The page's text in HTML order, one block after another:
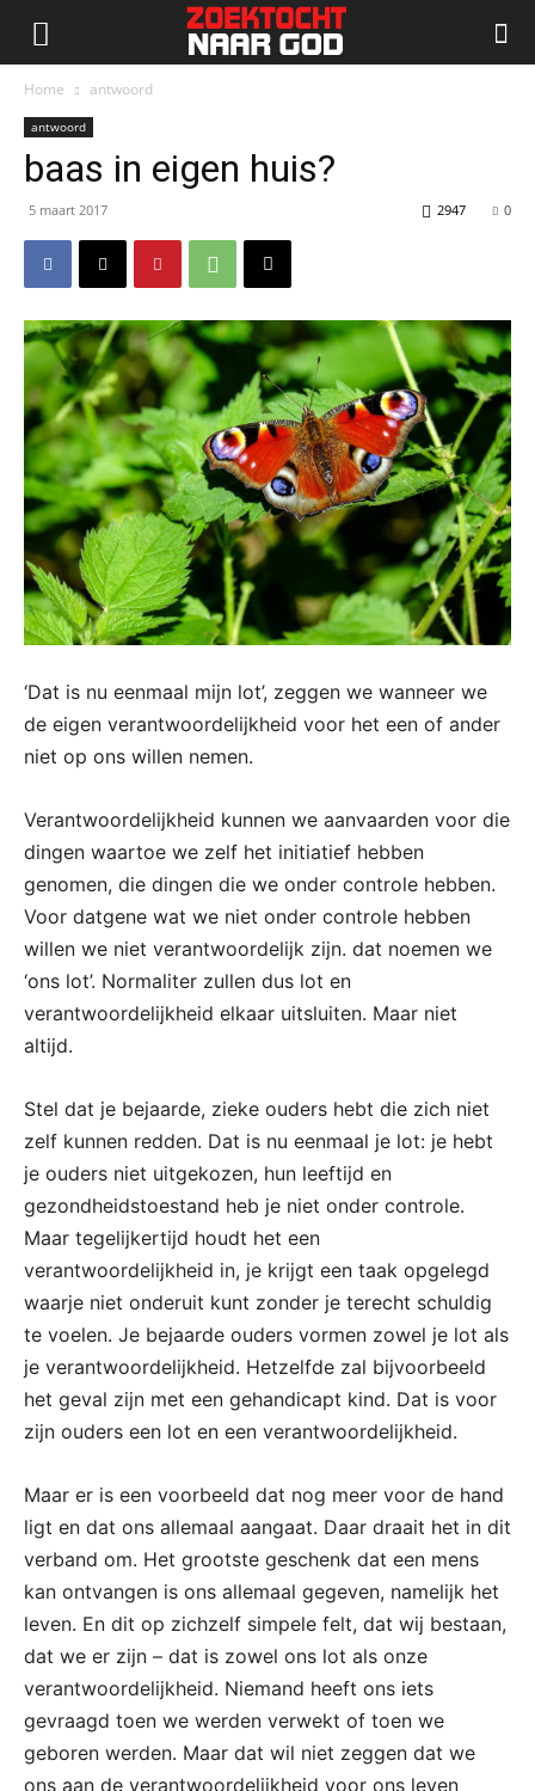
Home antwoord
antwoord
baas in eigen huis?
5 maart 2017 0
2947
‘Dat is nu eenmaal mijn lot’, zeggen we wanneer we
de eigen verantwoordelijkheid voor het een of ander
niet op ons willen nemen.
Verantwoordelijkheid kunnen we aanvaarden voor die
dingen waartoe we zelf het initiatief hebben
genomen, die dingen die we onder controle hebben.
Voor datgene wat we niet onder controle hebben
willen we niet verantwoordelijk zijn. dat noemen we
‘ons lot’. Normaliter zullen dus lot en
verantwoordelijkheid elkaar uitsluiten. Maar niet
altijd.
Stel dat je bejaarde, zieke ouders hebt die zich niet
zelf kunnen redden. Dat is nu eenmaal je lot: je hebt
je ouders niet uitgekozen, hun leeftijd en
gezondheidstoestand heb je niet onder controle.
Maar tegelijkertijd houdt het een
verantwoordelijkheid in, je krijgt een taak opgelegd
waarje niet onderuit kunt zonder je terecht schuldig
te voelen. Je bejaarde ouders vormen zowel je lot als
je verantwoordelijkheid. Hetzelfde zal bijvoorbeeld
het geval zijn met een gehandicapt kind. Dat is voor
zijn ouders een lot en een verantwoordelijkheid.
Maar er is een voorbeeld dat nog meer voor de hand
ligt en dat ons allemaal aangaat. Daar draait het in dit
verband om. Het grootste geschenk dat een mens
kan ontvangen is ons allemaal gegeven, namelijk het
leven. En dit op zichzelf simpele felt, dat wij bestaan,
dat we er zijn – dat is zowel ons lot als onze
verantwoordelijkheid. Niemand heeft ons iets
gevraagd toen we werden verwekt of toen we
geboren werden. Maar dat wil niet zeggen dat we
ons aan de verantwoordelijkheid voor ons leven